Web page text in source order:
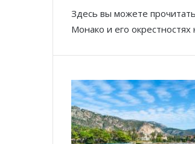
Здесь вы можете
Монако и его